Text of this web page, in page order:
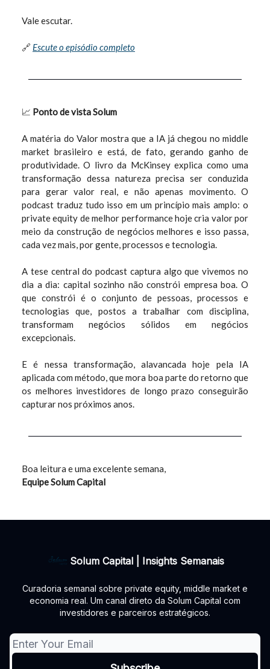
Vale escutar.
🔗 Escute o episódio completo
📈 Ponto de vista Solum
A matéria do Valor mostra que a IA já chegou no middle
market brasileiro e está, de fato, gerando ganho de
produtividade. O livro da McKinsey explica como uma
transformação dessa natureza precisa ser conduzida
para gerar valor real, e não apenas movimento. O
podcast traduz tudo isso em um princípio mais amplo: o
private equity de melhor performance hoje cria valor por
meio da construção de negócios melhores e isso passa,
cada vez mais, por gente, processos e tecnologia.
A tese central do podcast captura algo que vivemos no
dia a dia: capital sozinho não constrói empresa boa. O
que constrói é o conjunto de pessoas, processos e
tecnologias que, postos a trabalhar com disciplina,
transformam negócios sólidos em negócios
excepcionais.
E é nessa transformação, alavancada hoje pela IA
aplicada com método, que mora boa parte do retorno que
os melhores investidores de longo prazo conseguirão
capturar nos próximos anos.
Boa leitura e uma excelente semana,
Equipe Solum Capital
Solum Capital | Insights Semanais
Curadoria semanal sobre private equity, middle market e
economia real. Um canal direto da Solum Capital com
investidores e parceiros estratégicos.